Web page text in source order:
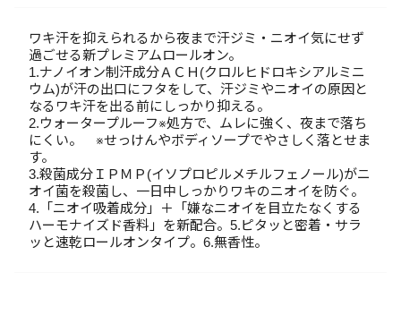
ワキ汗を抑えられるから夜まで汗ジミ・ニオイ気にせず
過ごせる新プレミアムロールオン。
1.ナノイオン制汗成分ＡＣＨ(クロルヒドロキシアルミニ
ウム)が汗の出口にフタをして、汗ジミやニオイの原因と
なるワキ汗を出る前にしっかり抑える。
2.ウォータープルーフ※処方で、ムレに強く、夜まで落ち
にくい。 ※せっけんやボディソープでやさしく落とせま
す。
3.殺菌成分ＩＰＭＰ(イソプロピルメチルフェノール)がニ
オイ菌を殺菌し、一日中しっかりワキのニオイを防ぐ。
4.「ニオイ吸着成分」＋「嫌なニオイを目立たなくする
ハーモナイズド香料」を新配合。5.ピタッと密着・サラ
ッと速乾ロールオンタイプ。6.無香性。